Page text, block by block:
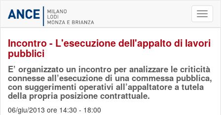
Incontro - L'esecuzione dell'appalto di lavori
pubblici
E’ organizzato un incontro per analizzare le criticità
connesse all’esecuzione di una commessa pubblica,
con suggerimenti operativi all’appaltatore a tutela
della propria posizione contrattuale.
06/giu/2013 ore 14:30 - 18:00